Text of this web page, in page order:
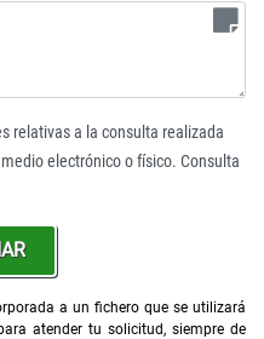
relativas a la consulta realizada
electrónico o físico. Consulta
a un fichero que se utilizará
atender tu solicitud, siempre de